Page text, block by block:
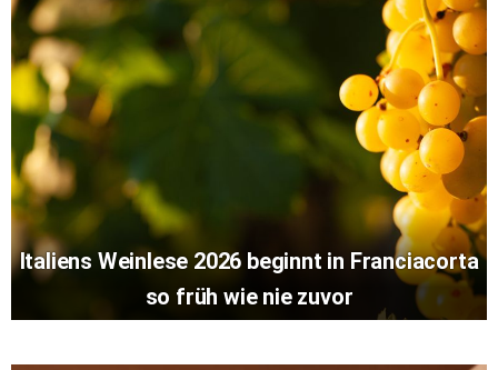
Italiens Weinlese 2026 beginnt in Franciacorta
so früh wie nie zuvor